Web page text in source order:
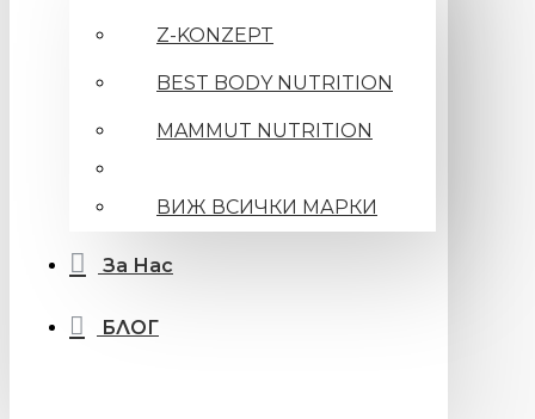
Z-KONZEPT
BEST BODY NUTRITION
MAMMUT NUTRITION
ВИЖ ВСИЧКИ МАРКИ
За Нас
БЛОГ